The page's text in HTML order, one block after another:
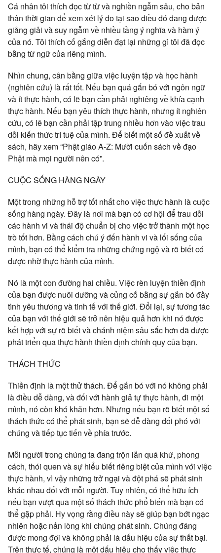
Cá nhân tôi thích đọc từ từ và nghiền ngẫm sâu, cho bản
thân thời gian để xem xét lý do tại sao điều đó đang được
giảng giải và suy ngẫm về nhiều tầng ý nghĩa và hàm ý
của nó. Tôi thích cố gắng diễn đạt lại những gì tôi đã đọc
bằng từ ngữ của riêng mình.
Nhìn chung, cân bằng giữa việc luyện tập và học hành
(nghiên cứu) là rất tốt. Nếu bạn quá gắn bó với ngôn ngữ
và ít thực hành, có lẽ bạn cần phải nghiêng về khía cạnh
thực hành. Nếu bạn yêu thích thực hành, nhưng ít nghiên
cứu, có lẽ bạn cần phải tập trung nhiều hơn vào việc trau
dồi kiến thức trí tuệ của mình. Để biết một số đề xuất về
sách, hãy xem “Phật giáo A-Z: Mười cuốn sách về đạo
Phật mà mọi người nên có”.
CUỘC SỐNG HÀNG NGÀY
Một trong những hỗ trợ tốt nhất cho việc thực hành là cuộc
sống hàng ngày. Đây là nơi mà bạn có cơ hội để trau dồi
các hành vi và thái độ chuẩn bị cho việc trở thành một học
trò tốt hơn. Bằng cách chú ý đến hành vi và lối sống của
mình, bạn có thể kiểm tra những chứng ngộ và rõ biết có
được nhờ thực hành của mình.
Nó là một con đường hai chiều. Việc rèn luyện thiền định
của bạn được nuôi dưỡng và củng cố bằng sự gắn bó đầy
tình yêu thương và tinh tế với thế giới. Đổi lại, sự tương tác
của bạn với thế giới sẽ trở nên hiệu quả hơn khi nó được
kết hợp với sự rõ biết và chánh niệm sâu sắc hơn đã được
phát triển qua thực hành thiền định chính quy của bạn.
THÁCH THỨC
Thiền định là một thử thách. Để gắn bó với nó không phải
là điều dễ dàng, và đối với hành giả tự thực hành, đi một
mình, nó còn khó khăn hơn. Nhưng nếu bạn rõ biết một số
thách thức có thể phát sinh, bạn sẽ dễ dàng đối phó với
chúng và tiếp tục tiến về phía trước.
Mỗi người trong chúng ta đang trộn lẫn quá khứ, phong
cách, thói quen và sự hiểu biết riêng biệt của mình với việc
thực hành, vì vậy những trở ngại và đột phá sẽ phát sinh
khác nhau đối với mỗi người. Tuy nhiên, có thể hữu ích
nếu bạn vượt qua một số thách thức phổ biến mà bạn có
thể gặp phải. Hy vọng rằng điều này sẽ giúp bạn bớt ngạc
nhiên hoặc nản lòng khi chúng phát sinh. Chúng đáng
được mong đợi và không phải là dấu hiệu của sự thất bại.
Trên thực tế, chúng là một dấu hiệu cho thấy việc thực